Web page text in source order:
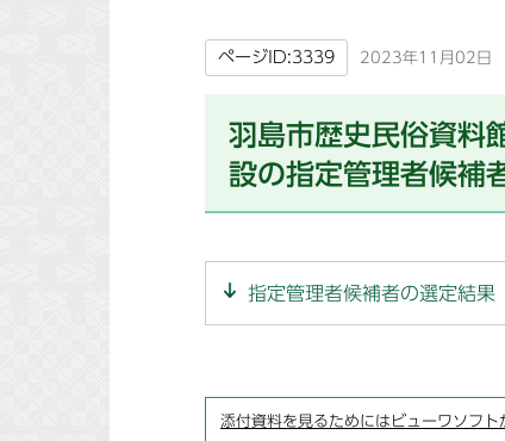
ページID:3339 2023年11月02日
羽島市歴史民俗資料
設の指定管理者候補
指定管理者候補者の選定結果
添付資料を見るためにはビューワソフト